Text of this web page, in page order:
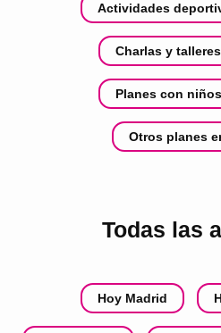
Actividades
Charlas y
Planes con
Otros planes
Todas las
Hoy Madrid